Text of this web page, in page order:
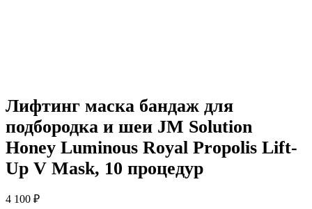
Лифтинг маска бандаж для
подбородка и шеи JM Solution
Honey Luminous Royal Propolis Lift-
Up V Mask, 10 процедур
4 100 ₽